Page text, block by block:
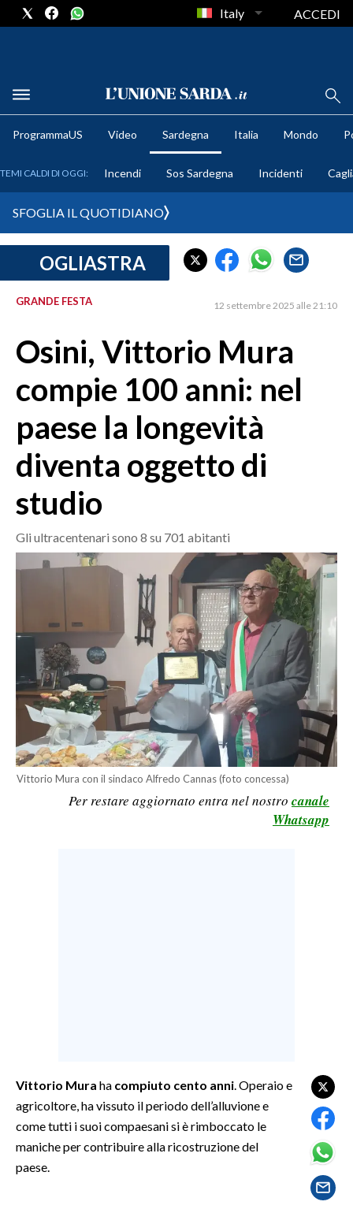
METEO
CRONACA SARDEGNA
MEDIO CAMPIDANO
ORISTANO E PROVINCIA
SASSARI E PROVINCIA
GALLURA
NUORO E PROVINCIA
OGLIASTRA
AGENDA
CRONACA
ITALIA
POLITICA
ECONOMIA
SERVIZI ALLE IMPRESE
LAVORO
BANDI
SPETTACOLI
GOSSIP
SALUTE
Italy ACCEDI
ProgrammaUS Video Sardegna Italia Mondo
TEMI CALDI DI OGGI: Incendi Sos Sardegna Incidenti
SFOGLIA IL QUOTIDIANO
OGLIASTRA
GRANDE FESTA 12 settembre 2025 alle 21:10
Osini, Vittorio Mura
compie 100 anni: nel
paese la longevità
diventa oggetto di
studio
Gli ultracentenari sono 8 su 701 abitanti
Vittorio Mura con il sindaco Alfredo Cannas (foto concessa)
Per restare aggiornato entra nel nostro canale
Whatsapp
Vittorio Mura ha compiuto cento anni . Operaio e
agricoltore, ha vissuto il periodo dell’alluvione e
come tutti i suoi compaesani si è rimboccato le
maniche per contribuire alla ricostruzione del
paese.